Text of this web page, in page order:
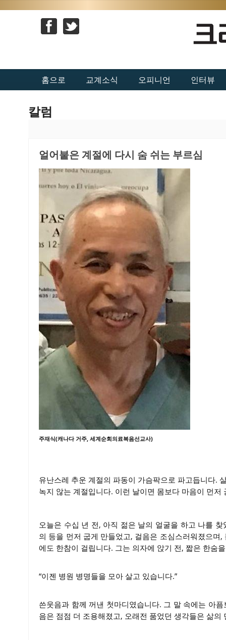
홈으로 교계소식 오피니언 인터뷰
칼럼
얼어붙은 계절에 다시 숨 쉬는 부르심
주재식(캐나다 거주, 세계순회의료복음선교사)
유난스레 추운 계절의 파동이 가슴팍으로 파고듭니다.
녹지 않는 계절입니다. 이런 날이면 몸보다 마음이 먼
오늘은 수십 년 전, 아직 젊은 날의 얼굴을 하고 나를
의 등을 먼저 굽게 만들었고, 걸음은 조심스러워졌으
에도 한참이 걸립니다. 그는 의자에 앉기 전, 짧은 한숨
“이젠 병원 병명들을 모아 살고 있습니다.”
쓴웃음과 함께 꺼낸 첫마디였습니다. 그 말 속에는 아
음은 점점 더 조용해졌고, 오래전 품었던 생각들은 삶